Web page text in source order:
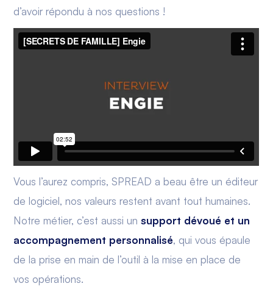
d’avoir répondu à nos questions !
Vous l’aurez compris, SPREAD a beau être un éditeur
de logiciel, nos valeurs restent avant tout humaines.
Notre métier, c’est aussi unsupport dévoué et un
accompagnement personnalisé, qui vous épaule
de la prise en main de l’outil à la mise en place de
vos opérations.